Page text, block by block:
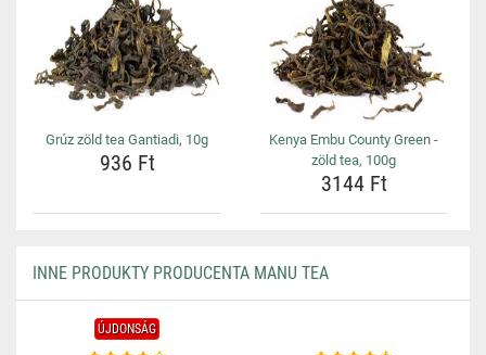
Grúz zöld tea Gantiadi, 10g
936 Ft
Kenya Embu County Green -
zöld tea, 100g
3144 Ft
INNE PRODUKTY PRODUCENTA MANU TEA
ÚJDONSÁG